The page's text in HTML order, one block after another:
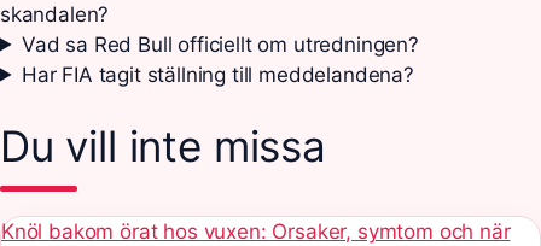
skandalen?
Vad sa Red Bull officiellt om utredningen?
Har FIA tagit ställning till meddelandena?
Du vill inte missa
Knöl bakom örat hos vuxen: Orsaker, symtom och när